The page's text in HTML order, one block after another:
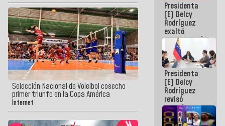
Selección Nacional de Voleibol cosecho
primer triunfo en la Copa América
Internet
Presidenta
(E) Delcy
Rodríguez
exaltó
participación
de
Venezuela
en Juegos
Centroamericanos
y del Caribe
2026
Presidenta
(E) Delcy
Rodríguez
revisó
agenda
económica y